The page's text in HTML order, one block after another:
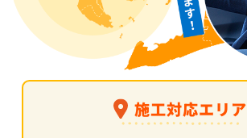
施工対応エリア